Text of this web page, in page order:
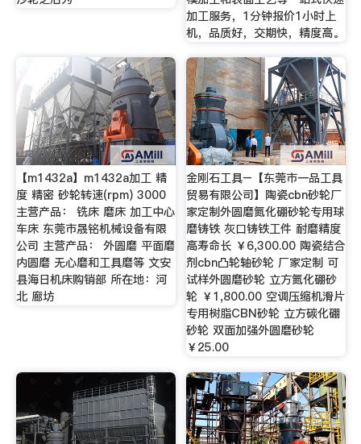
加工服务，1分钟报价1小时上
机，品质好，交期快，精度高。
【m1432a】m1432a加工 精
度 精密 砂轮转速(rpm) 3000
主营产品： 铣床 磨床 加工中心
车床 东莞市晟铭机械设备有限
公司 主营产品： 外圆磨 平面磨
内圆磨 无心磨和工具磨等 文安
县海日机床购销部 所在地：河
北 廊坊
金刚石工具–【东莞市一品工具
贸易有限公司】陶瓷cbn砂轮厂
家定制外圆磨氮化硼砂轮专用球
磨铸铁 灰口铸铁工件 耐磨精度
高寿命长 ￥6,300.00 陶瓷结合
剂cbn凸轮轴砂轮 厂家定制 可
试样外圆磨砂轮 立方氮化硼砂
轮 ￥1,800.00 空调压缩机滑片
专用树脂CBN砂轮 立方碳化硼
砂轮 双面加强外圆磨砂轮
￥25.00